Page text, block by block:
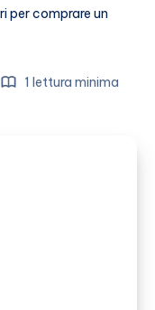
per comprare un
1 lettura minima